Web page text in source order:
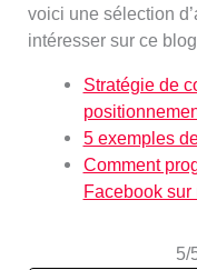
voici une sélection
intéresser sur ce
Stratégie de
5 exemples
Comment
Facebook
5/